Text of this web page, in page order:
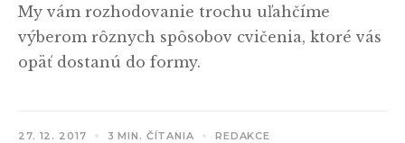
My vám rozhodovanie trochu uľahčíme
výberom rôznych spôsobov cvičenia, ktoré vás
opäť dostanú do formy.
27. 12. 2017 3 MIN. ČÍTANIA REDAKCE